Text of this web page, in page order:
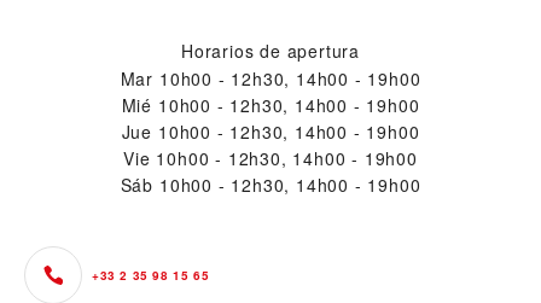
Horarios de apertura
Mar 10h00 - 12h30, 14h00 - 19h00
Mié 10h00 - 12h30, 14h00 - 19h00
Jue 10h00 - 12h30, 14h00 - 19h00
Vie 10h00 - 12h30, 14h00 - 19h00
Sáb 10h00 - 12h30, 14h00 - 19h00
+33 2 35 98 15 65